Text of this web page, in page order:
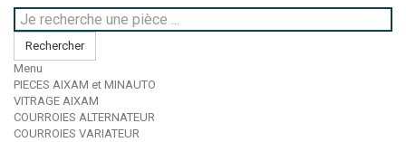
Rechercher
Menu
PIECES AIXAM et MINAUTO
VITRAGE AIXAM
COURROIES ALTERNATEUR
COURROIES VARIATEUR